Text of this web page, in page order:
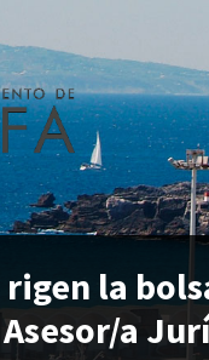
rigen la
a